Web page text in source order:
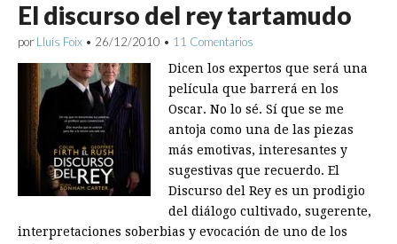
El discurso del rey tartamudo
por Lluís Foix • 26/12/2010 • 11 Comentarios
Dicen los expertos que será una
película que barrerá en los
Oscar. No lo sé. Sí que se me
antoja como una de las piezas
más emotivas, interesantes y
sugestivas que recuerdo. El
Discurso del Rey es un prodigio
del diálogo cultivado, sugerente,
interpretaciones soberbias y evocación de uno de los